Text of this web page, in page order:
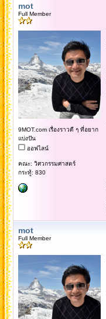
mot
Full Member
9MOT.com เรื่องราวดี ๆ ที่อยาก
แบ่งปัน
ออฟไลน์
คณะ: วิศวกรรมศาสตร์
กระทู้: 830
mot
Full Member